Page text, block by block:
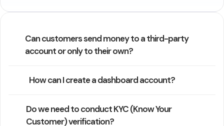
Can customers send money to a third-party
account or only to their own?
How can I create a dashboard account?
Do we need to conduct KYC (Know Your
Customer) verification?